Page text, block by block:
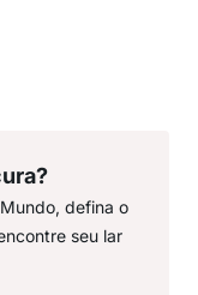
defina o
seu lar